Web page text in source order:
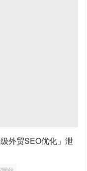
外贸SEO优化」泄